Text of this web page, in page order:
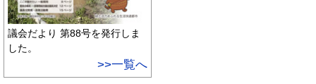
議会だより 第88号を発行しま
した。
>>一覧へ